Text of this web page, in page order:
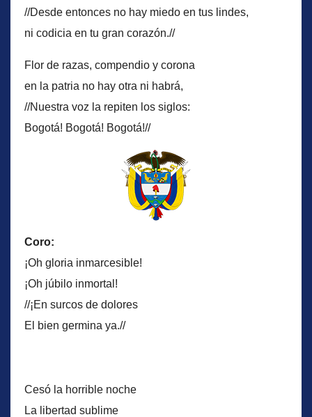
//Desde entonces no hay miedo en tus lindes,
ni codicia en tu gran corazón.//
Flor de razas, compendio y corona
en la patria no hay otra ni habrá,
//Nuestra voz la repiten los siglos:
Bogotá! Bogotá! Bogotá!//
Coro:
¡Oh gloria inmarcesible!
¡Oh júbilo inmortal!
//¡En surcos de dolores
El bien germina ya.//
Cesó la horrible noche
La libertad sublime